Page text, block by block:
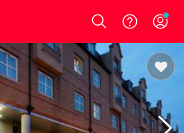
Login